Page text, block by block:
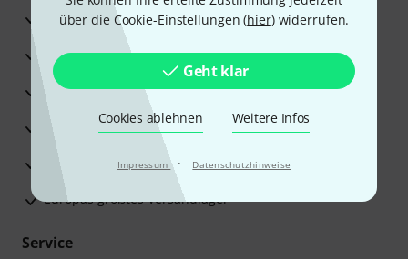
über die Cookie-Einstellungen (hier) widerrufen.
Geht klar
Cookies ablehnen Weitere Infos
Impressum · Datenschutzhinweise
3 Jahre Thomann Garantie
30 Tage Money-Back-Garantie
Reparaturservice
Beratung durch Fachexperten
Zufriedenheitsgarantie
Europas größtes Versandlager
Service